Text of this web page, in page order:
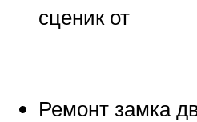
сценик от
Ремонт замка